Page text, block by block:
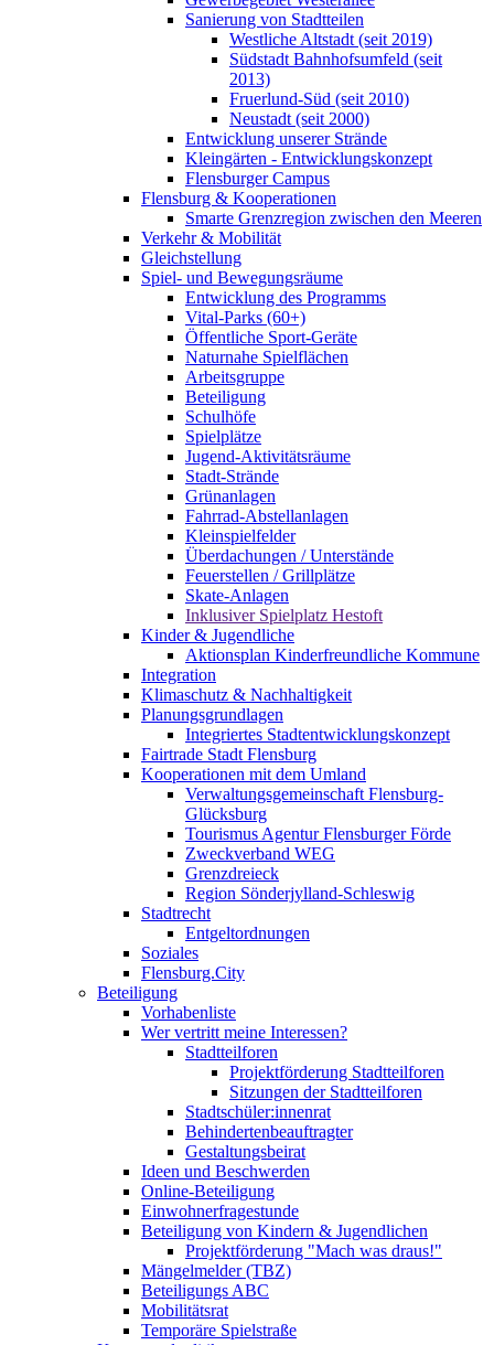
Sanierung von Stadtteilen
Westliche Altstadt (seit 2019)
Südstadt Bahnhofsumfeld (seit
2013)
Fruerlund-Süd (seit 2010)
Neustadt (seit 2000)
Entwicklung unserer Strände
Kleingärten - Entwicklungskonzept
Flensburger Campus
Flensburg & Kooperationen
Smarte Grenzregion zwischen den Meeren
Verkehr & Mobilität
Gleichstellung
Spiel- und Bewegungsräume
Entwicklung des Programms
Vital-Parks (60+)
Öffentliche Sport-Geräte
Naturnahe Spielflächen
Arbeitsgruppe
Beteiligung
Schulhöfe
Spielplätze
Jugend-Aktivitätsräume
Stadt-Strände
Grünanlagen
Fahrrad-Abstellanlagen
Kleinspielfelder
Überdachungen / Unterstände
Feuerstellen / Grillplätze
Skate-Anlagen
Inklusiver Spielplatz Hestoft
Kinder & Jugendliche
Aktionsplan Kinderfreundliche Kommune
Integration
Klimaschutz & Nachhaltigkeit
Planungsgrundlagen
Integriertes Stadtentwicklungskonzept
Fairtrade Stadt Flensburg
Kooperationen mit dem Umland
Verwaltungsgemeinschaft Flensburg-
Glücksburg
Tourismus Agentur Flensburger Förde
Zweckverband WEG
Grenzdreieck
Region Sönderjylland-Schleswig
Stadtrecht
Entgeltordnungen
Soziales
Flensburg.City
Beteiligung
Vorhabenliste
Wer vertritt meine Interessen?
Stadtteilforen
Projektförderung Stadtteilforen
Sitzungen der Stadtteilforen
Stadtschüler:innenrat
Behindertenbeauftragter
Gestaltungsbeirat
Ideen und Beschwerden
Online-Beteiligung
Einwohnerfragestunde
Beteiligung von Kindern & Jugendlichen
Projektförderung "Mach was draus!"
Mängelmelder (TBZ)
Beteiligungs ABC
Mobilitätsrat
Temporäre Spielstraße